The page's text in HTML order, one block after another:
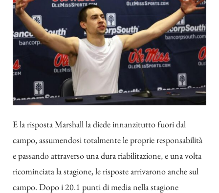
E la risposta Marshall la diede innanzitutto fuori dal
campo, assumendosi totalmente le proprie responsabilità
e passando attraverso una dura riabilitazione, e una volta
ricominciata la stagione, le risposte arrivarono anche sul
campo. Dopo i 20.1 punti di media nella stagione